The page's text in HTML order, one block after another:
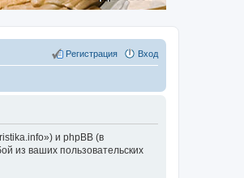
Вход
Регистрация
и phpBB (в
из ваших пользовательских